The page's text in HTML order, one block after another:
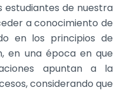
estudiantes de nuestra
a conocimiento de
en los principios de
en una época en que
apuntan a la
considerando que